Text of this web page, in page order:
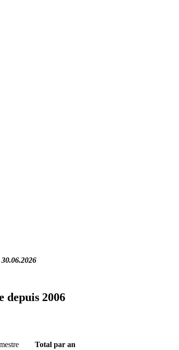
depuis 2006
Total par an